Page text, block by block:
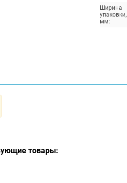
Ширина
упаковки,
мм:
товары: